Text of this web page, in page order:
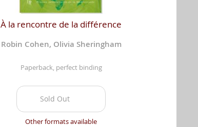
À la rencontre de la différence
Robin Cohen, Olivia Sheringham
Paperback, perfect binding
Sold Out
Other formats available